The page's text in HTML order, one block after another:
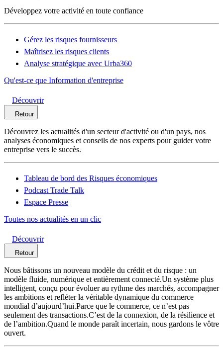
Développez votre activité en toute confiance
Gérez les risques fournisseurs
Maîtrisez les risques clients
Analyse stratégique avec Urba360
Qu'est-ce que Information d'entreprise
Découvrir
Retour
Découvrez les actualités d'un secteur d'activité ou d'un pays, nos
analyses économiques et conseils de nos experts pour guider votre
entreprise vers le succès.
Tableau de bord des Risques économiques
Podcast Trade Talk
Espace Presse
Toutes nos actualités en un clic
Découvrir
Retour
Nous bâtissons un nouveau modèle du crédit et du risque : un
modèle fluide, numérique et entièrement connecté.Un système plus
intelligent, conçu pour évoluer au rythme des marchés, accompagner
les ambitions et refléter la véritable dynamique du commerce
mondial d’aujourd’hui.Parce que le commerce, ce n’est pas
seulement des transactions.C’est de la connexion, de la résilience et
de l’ambition.Quand le monde paraît incertain, nous gardons le vôtre
ouvert.